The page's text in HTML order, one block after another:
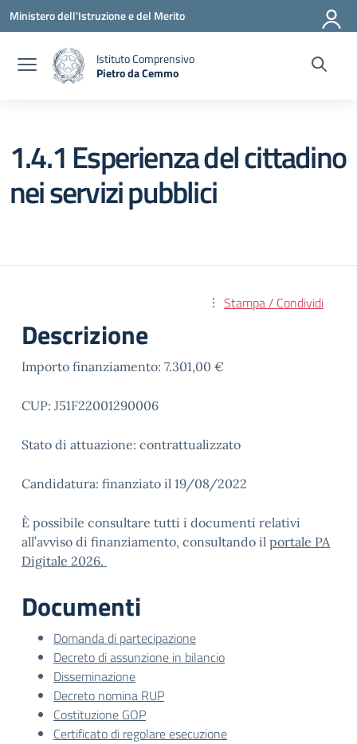
Vai ai contenuti
Vai al menu di navigazione
Vai al footer
Ministero dell'Istruzione e del Merito
Istituto Comprensivo
Pietro da Cemmo
1.4.1 Esperienza del cittadino
nei servizi pubblici
Stampa / Condividi
Descrizione
Importo finanziamento: 7.301,00 €
CUP: J51F22001290006
Stato di attuazione: contrattualizzato
Candidatura: finanziato il 19/08/2022
È possibile consultare tutti i documenti relativi
all’avviso di finanziamento, consultando il portale PA
Digitale 2026.
Documenti
Domanda di partecipazione
Decreto di assunzione in bilancio
Disseminazione
Decreto nomina RUP
Costituzione GOP
Certificato di regolare esecuzione